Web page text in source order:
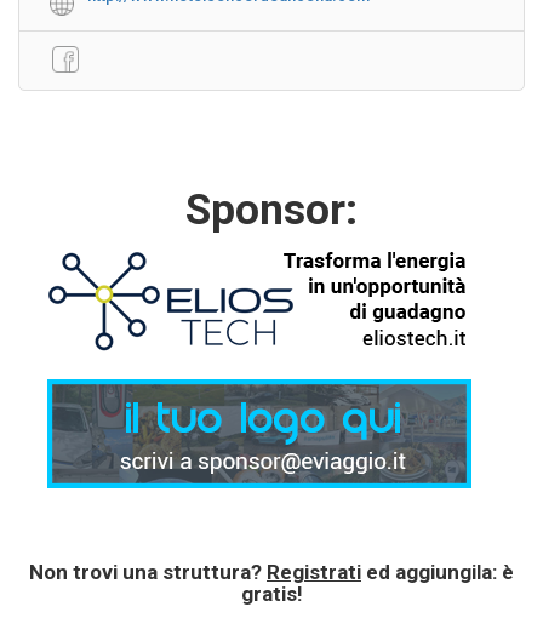
Sponsor:
Non trovi una struttura? Registrati ed aggiungila: è
gratis!